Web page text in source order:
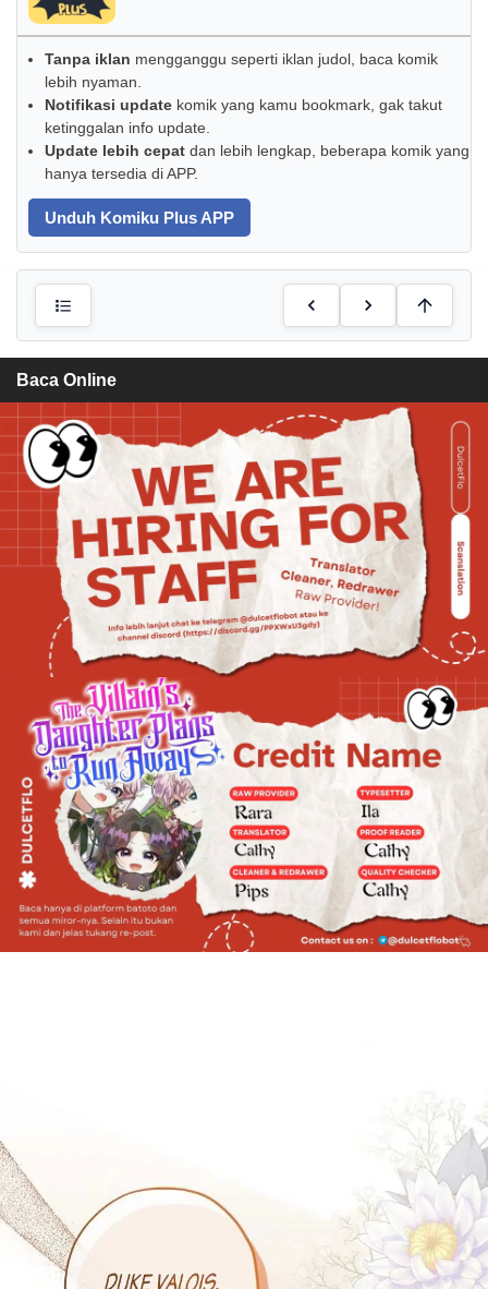
Tanpa iklan mengganggu seperti iklan judol, baca komik
lebih nyaman.
Notifikasi update komik yang kamu bookmark, gak takut
ketinggalan info update.
Update lebih cepat dan lebih lengkap, beberapa komik yang
hanya tersedia di APP.
Unduh Komiku Plus APP
Baca Online